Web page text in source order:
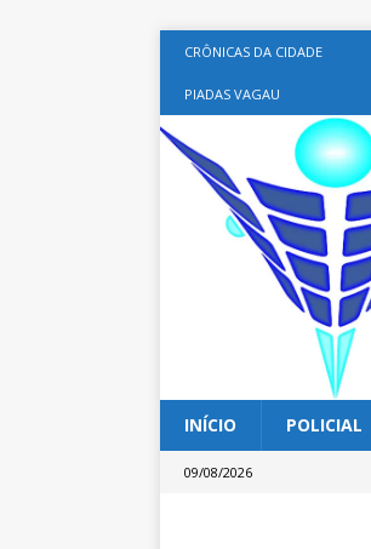
CRÔNICAS DA CIDADE
PIADAS VAGAU
INÍCIO POLICIAL
09/08/2026